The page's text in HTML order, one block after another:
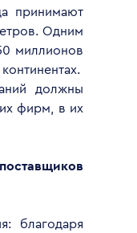
принимают
Одним
миллионов
должны
фирм, в их
благодаря